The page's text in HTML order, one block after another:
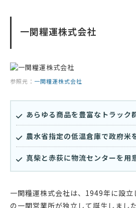
一関糧運株式会社
参照元： 一関糧運株式会社
あらゆる商品を豊富なトラック
農水省指定の低温倉庫で政府米
真柴と赤荻に物流センターを用
一関糧運株式会社は、1949年に設
の一関営業所が独立して誕生しまし